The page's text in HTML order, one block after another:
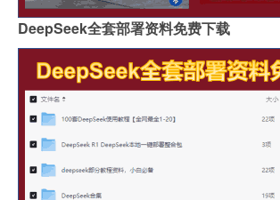
DeepSeek全套部署资料免费下载